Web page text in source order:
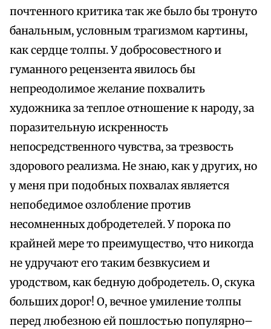
почтенного критика так же было бы тронуто
банальным, условным трагизмом картины,
как сердце толпы. У добросовестного и
гуманного рецензента явилось бы
непреодолимое желание похвалить
художника за теплое отношение к народу, за
поразительную искренность
непосредственного чувства, за трезвость
здорового реализма. Не знаю, как у других, но
у меня при подобных похвалах является
непобедимое озлобление против
несомненных добродетелей. У порока по
крайней мере то преимущество, что никогда
не удручают его таким безвкусием и
уродством, как бедную добродетель. О, скука
больших дорог! О, вечное умиление толпы
перед любезною ей пошлостью популярно–